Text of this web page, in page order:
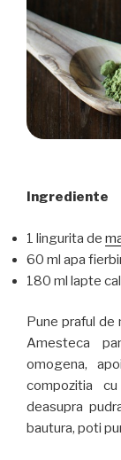
Ingrediente
1 lingurita de
60 ml apa
180 ml lapte
Pune praful
Amesteca
omogena,
compozitia
deasupra
bautura, poti